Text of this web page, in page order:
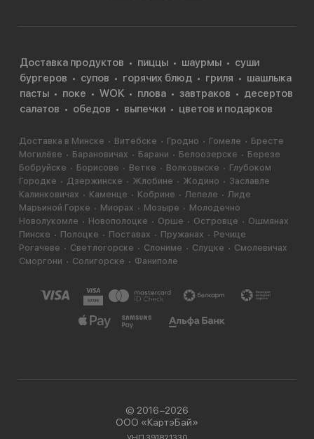
Доставка продуктов пиццы шаурмы
суши
бургеров
супов горячих блюд гриля
шашлыка
пасты
поке WOK плова завтраков
десертов
салатов
обедов выпечки цветов и подарков
Доставка в Минске Витебске Гродно Гомеле
Бресте
Могилёве
Барановичах Барани Белоозерске
Березе
Бобруйске
Борисове Ветке Волковыске
Глубоком
Городке
Дзержинске Жлобине Жодино
Заславле
Калинковичах
Каменце Кобрине Лепеле
Лиде
Марьиной Горке
Миорах Мозыре
Молодечно
Новолукомле
Новополоцке Орше Островце
Ошмянах
Пинске
Полоцке Поставах Пружанах
Речице
Рогачеве
Светлогорске Слониме Слуцке
Смолевичах
Сморгони
Солигорске Фаниполе
© 2016−2026
ООО «КартэБай»